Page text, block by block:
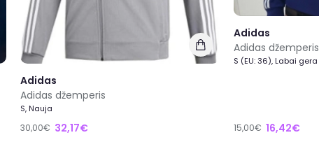
Adidas
Adidas džemperis
S, Nauja
30,00€ 32,17€
Adidas
Adidas džemperis
S (EU: 36), Labai gera
15,00€ 16,42€